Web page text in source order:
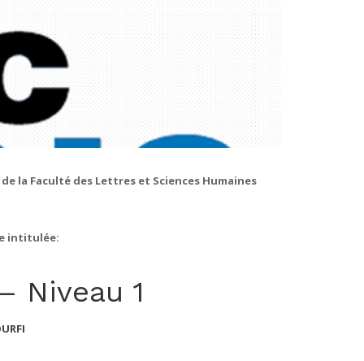
la Faculté des Lettres et Sciences Humaines
intitulée:
Niveau 1